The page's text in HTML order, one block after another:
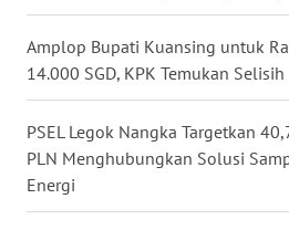
Amplop Bupati Kuansing untuk
14.000 SGD, KPK Temukan
PSEL Legok Nangka Targetkan
PLN Menghubungkan Solusi
Energi
WN
JATIM
WN
BALI
WN
KALBAR